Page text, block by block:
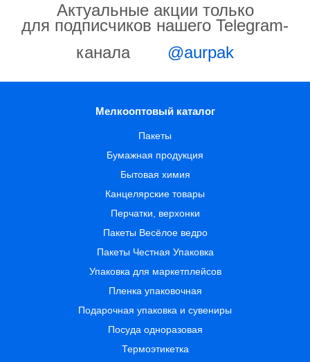
Актуальные акции только
для подписчиков нашего Telegram-
канала
@aurpak
Мелкооптовый каталог
Пакеты
Бумажная продукция
Бытовая химия
Канцелярские товары
Перчатки, верхонки
Пакеты Весёлое ведро
Пакеты Честная Упаковка
Упаковка для маркетплейсов
Пленка упаковочная
Подарочная упаковка и сувениры
Посуда одноразовая
Термоэтикетка